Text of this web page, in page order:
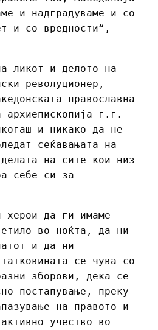
и надградуваме и со
и со вредности“,
ликот и делото на
револуционер,
православна
архиепископија г.г.
и никако да не
сеќавањата на
на сите кои низ
себе си за
херои да ги имаме
во ноќта, да ни
и да ни
се чува со
зборови, дека се
постапување, преку
на правото и
учество во